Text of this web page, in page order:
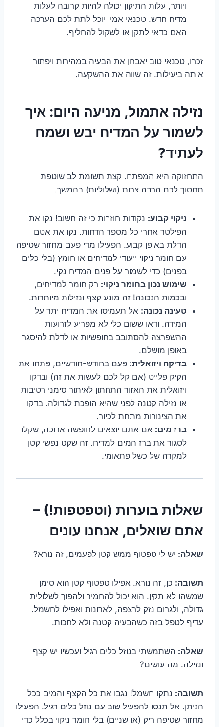
ויותר, עלות התיקון יכולה להיות קרובה לעלות
מדיח חדש. טכנאי אמין יוכל לתת לכם הערכה
האם כדאי לתקן או לשקול להחליף.
זכרו, טכנאי טוב יאבחן את הבעיה במהירות ויפתור
אותה ביעילות. זה שווה את ההשקעה.
נזילה אתמול, מניעה היום: איך
לשמור על המדיח יבש ושמח
לעתיד?
התחזוקה היא המפתח. קצת תשומת לב שוטפת
תחסוך לכם הרבה צרות (ושלוליות) בהמשך.
ניקוי קבוע: נקודות חוזרות כי זה חשוב! נקו את
הפילטר אחרי כל מספר הדחות. נקו את אטם
הדלת באופן קבוע. הפעילו מדי פעם מחזור שטיפה
עם חומר ניקוי ייעודי למדיחים או חומץ (בלי כלים
בפנים) כדי לשמור על פנים המדיח נקי.
שימוש נכון בחומר ניקוי: רק חומר למדיחים,
ובכמות הנכונה! זה מונע קצף ונזילות מיותרות.
טעינה נכונה: אל תעמיסו את המדיח יתר על
המידה. ודאו ששום כלי לא מפריע לזרועות
ההשפרצה להסתובב בחופשיות או לדלת להיסגר
באופן מושלם.
בדיקה ויזואלית: פעם בחודש-חודשיים, פתחו את
הקיק פלייט (אם קל לכם לעשות את זה) ובדקו
ויזואלית את האזור התחתון לאיתור סימני רטיבות
או נזילה קטנה לפני שהיא הופכת לגדולה. בדקו
את הצינורות מתחת לכיור.
ברז מים: אם אתם יוצאים לחופשה ארוכה, שקלו
לסגור את ברז המים למדיח. זה שקט נפשי קטן
למקרה של כשל פתאומי.
שאלות בוערות (וטפטפות!) –
אתם שואלים, אנחנו עונים
שאלה: יש לי טפטוף ממש קטן לפעמים, זה נורא?
תשובה: כן, זה נורא. אפילו טפטוף קטן הוא סימן
שמשהו לא תקין. הוא יכול להחמיר ולהפוך לשלולית
גדולה, ולגרום נזק לרצפה, לארונות ואפילו לחשמל.
עדיף לטפל בזה כשהבעיה קטנה ולא לחכות.
שאלה: השתמשתי בנוזל כלים רגיל ועכשיו יש קצף
ונזילה. מה עושים?
תשובה: נתקו חשמל! נגבו את כל הקצף והמים ככל
הניתן. אל תנסו להפעיל שוב עם נוזל כלים רגיל. הפעילו
מחזור שטיפה ריק (או שניים) בלי חומר ניקוי בכלל כדי